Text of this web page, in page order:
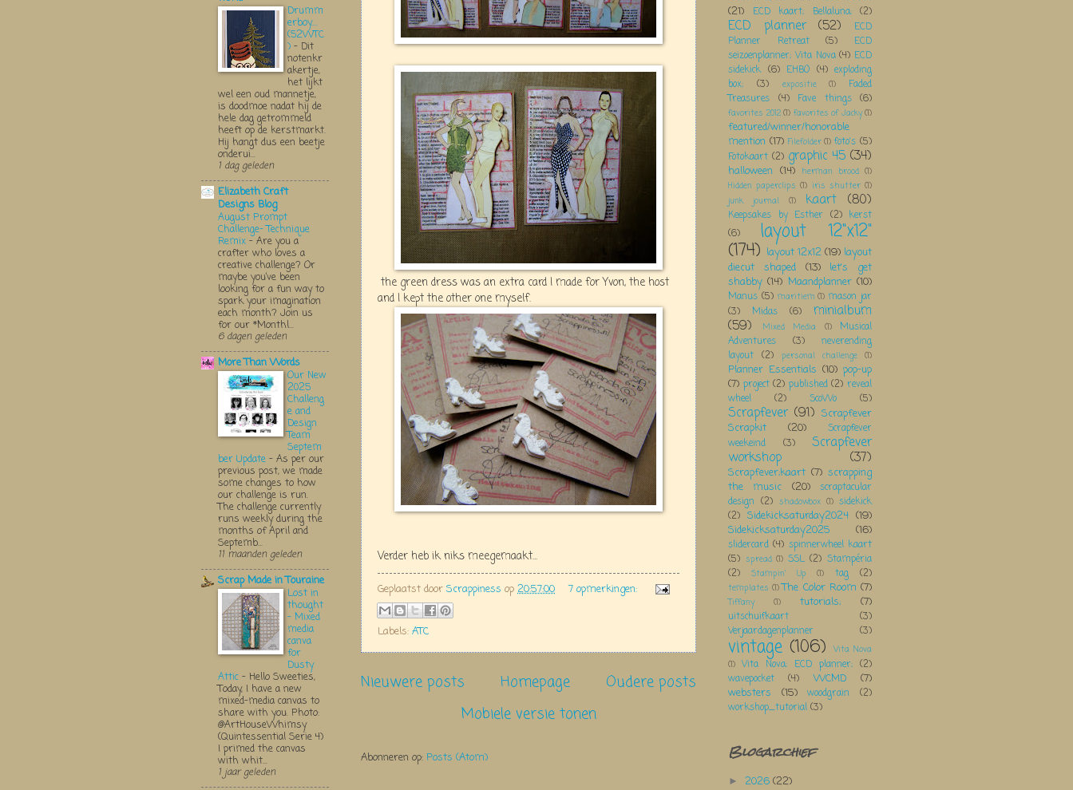
the green dress was an extra card I made for Yvon, the host
and I kept the other one myself.
Verder heb ik niks meegemaakt...
Geplaatst door Scrappiness op 20:57:00 7 opmerkingen:
Labels: ATC
Nieuwere posts Oudere posts
Homepage
Mobiele versie tonen
Abonneren op: Posts (Atom)
Drumm
erboy....
(52WTC
) - Dit
notenkr
akertje,
het lijkt
wel een oud mannetje,
is doodmoe nadat hij de
hele dag getrommeld
heeft op de kerstmarkt.
Hij hangt dus een beetje
onderui...
1 dag geleden
Elizabeth Craft
Designs Blog
August Prompt
Challenge- Technique
Remix - Are you a
crafter who loves a
creative challenge? Or
maybe you’ve been
looking for a fun way to
spark your imagination
each month? Join us
for our *Monthl...
6 dagen geleden
More Than Words
Our New
2025
Challeng
e and
Design
Team
Septem
ber Update - As per our
previous post, we made
some changes to how
our challenge is run.
The challenge currently
runs weekly during the
months of April and
Septemb...
11 maanden geleden
Scrap Made in Touraine
Lost in
thought
- Mixed
media
canva
for
Dusty
Attic - Hello Sweeties,
Today, I have a new
mixed-media canvas to
share with you. Photo:
@ArtHouseWhimsy
(Quintessential Serie 4)
I primed the canvas
with whit...
1 jaar geleden
(21)
ECD kaart; Bellaluna; (2)
ECD planner (52)
ECD
Planner Retreat
(5)
ECD
seizoenplanner; Vita Nova (4) ECD
sidekick (6) EHBO (4) exploding
box;
(3) expositie (1)
Faded
Treasures
(4) Fave things (6)
favorites 2012 (1) favorites of Jacky (1)
featured/winner/honorable
mention (17) Filefolder (1) foto's (5)
Fotokaart (2) graphic 45 (34)
halloween (14) herman brood (1)
Hidden paperclips (1) iris shutter (1)
junk journal
(1) kaart (80)
Keepsakes by Esther (2) kerst
(6)
layout 12"x12"
(174) layout 12x12 (19) layout
diecut shaped
(13)
let's get
shabby (14) Maandplanner (10)
Manus (5) maritiem (1) mason jar
(3)
Midas (6) minialbum
(59) Mixed Media (1)
Musical
Adventures
(3)
neverending
layout (2) personal challenge (1)
Planner Essentials (10) pop-up
(7) project (2) published (2) reveal
wheel
(2) ScoWo (5)
Scrapfever (91) Scrapfever
Scrapkit
(20)
Scrapfever
weekeind
(3) Scrapfever
workshop (37)
Scrapfever;kaart (7) scrapping
the music
(20)
scraptacular
design (2) shadowbox (1) sidekick
(2) Sidekicksaturday2024 (19)
Sidekicksaturday2025
(16)
slidercard (4) spinnerwheel kaart
(5) spread (1) SSL (2) Stampéria
(2)
Stampin' Up (1) tag (2)
templates (1) The Color Room (7)
Tiffany (1) tutorials; (7)
uitschuifkaart
(3)
Verjaardagenplanner
(3)
vintage (106)
Vita Nova
(1) Vita Nova; ECD planner; (2)
wavepocket
(4) WCMD
(7)
websters
(15) woodgrain
(2)
workshop_tutorial (3)
Blogarchief
► 2026 (22)